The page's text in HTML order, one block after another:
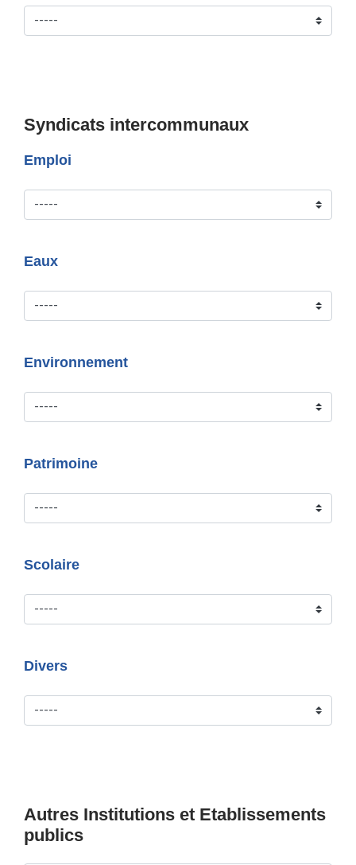
Syndicats intercommunaux
Emploi
Eaux
Environnement
Patrimoine
Scolaire
Divers
Autres Institutions et Etablissements
publics